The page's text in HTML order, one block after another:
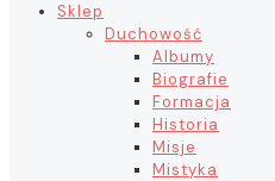
Sklep
Duchowość
Albumy
Biografie
Formacja
Historia
Misje
Mistyka